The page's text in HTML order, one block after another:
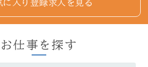
は地方公共団体又はその委託を受けた
事務を遂行することに対して協力する
やメンテナンスのため、業務の必要性に
外部に預託する場合があります。預託先
情報取扱いの安全性の確認、秘密保持の
切な管理を行います。
お仕事を探す